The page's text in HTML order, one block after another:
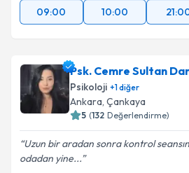
09:00
10:00
Psk. Cemre Sultan
Psikoloji +1diğer
Ankara, Çankaya
5 (132 Değerlendirme)
Uzun bir aradan sonra kontrol
odadan yine...